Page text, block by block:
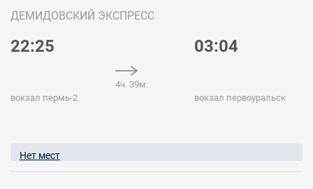
ДЕМИДОВСКИЙ ЭКСПРЕСС
22:25
вокзал пермь-2
4ч. 39м.
03:04
вокзал первоуральск
Нет мест